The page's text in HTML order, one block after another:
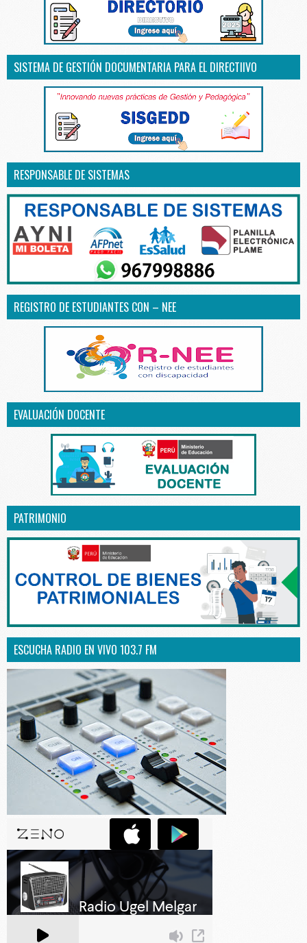
SISTEMA DE GESTIÓN DOCUMENTARIA PARA EL DIRECTIIVO
RESPONSABLE DE SISTEMAS
REGISTRO DE ESTUDIANTES CON – NEE
EVALUACIÓN DOCENTE
PATRIMONIO
ESCUCHA RADIO EN VIVO 103.7 FM